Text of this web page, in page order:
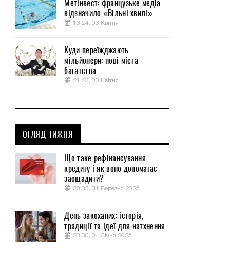
Метінвест: французьке медіа
відзначило «Вільні хвилі»
13:24, 03 Квітня
Куди переїжджають
мільйонери: нові міста
багатства
21:23, 03 Квітня
ОГЛЯД ТИЖНЯ
Що таке рефінансування
кредиту і як воно допомагає
заощадити?
20:33, 31 Березня 2025
День закоханих: історія,
традиції та ідеї для натхнення
23:30, 04 Січня 2025